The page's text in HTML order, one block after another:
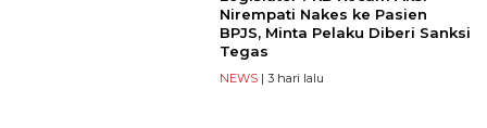
Nirempati Nakes ke Pasien
BPJS, Minta Pelaku Diberi Sanksi
Tegas
NEWS| 3 hari lalu